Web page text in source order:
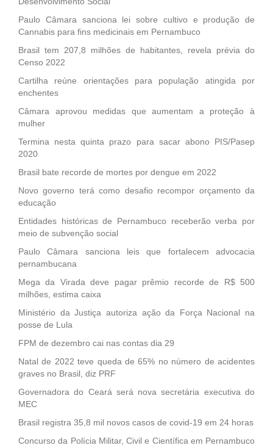
Paulo Câmara sanciona lei sobre cultivo e produção de
Cannabis para fins medicinais em Pernambuco
Brasil tem 207,8 milhões de habitantes, revela prévia do
Censo 2022
Cartilha reúne orientações para população atingida por
enchentes
Câmara aprovou medidas que aumentam a proteção à
mulher
Termina nesta quinta prazo para sacar abono PIS/Pasep
2020
Brasil bate recorde de mortes por dengue em 2022
Novo governo terá como desafio recompor orçamento da
educação
Entidades históricas de Pernambuco receberão verba por
meio de subvenção social
Paulo Câmara sanciona leis que fortalecem advocacia
pernambucana
Mega da Virada deve pagar prêmio recorde de R$ 500
milhões, estima caixa
Ministério da Justiça autoriza ação da Força Nacional na
posse de Lula
FPM de dezembro cai nas contas dia 29
Natal de 2022 teve queda de 65% no número de acidentes
graves no Brasil, diz PRF
Governadora do Ceará será nova secretária executiva do
MEC
Brasil registra 35,8 mil novos casos de covid-19 em 24 horas
Concurso da Polícia Militar, Civil e Científica em Pernambuco